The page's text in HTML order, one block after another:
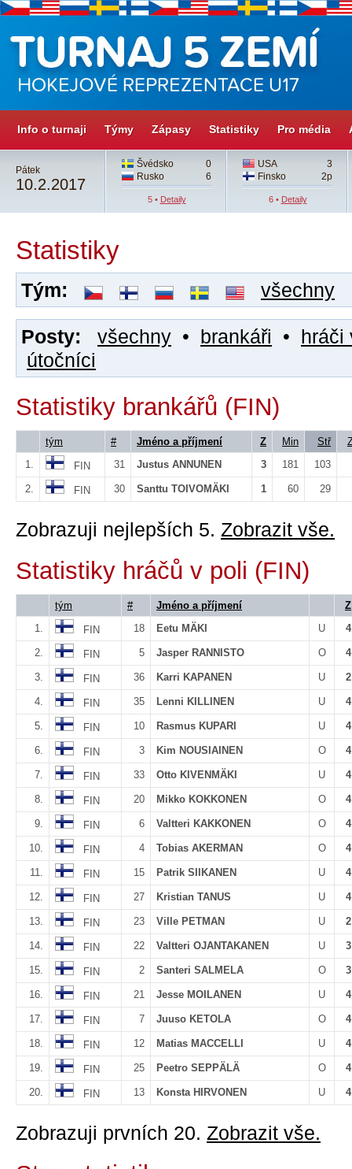
Info o turnaji Týmy Zápasy Statistiky Pro média
Pátek
10.2.2017
Švédsko
0
Rusko
6
5 • Detaily
USA
3
Finsko
2p
6 • Detaily
Statistiky
Tým: všechny
Posty: všechny • brankáři • hráči
útočníci
Statistiky brankářů (FIN)
tým # Jméno a příjmení Z Min Stř
1.
FIN 31 Justus ANNUNEN 3 181 103
2. FIN 30 Santtu TOIVOMÄKI 1 60 29
Zobrazuji nejlepších 5. Zobrazit vše.
Statistiky hráčů v poli (FIN)
tým # Jméno a příjmení
Z
1.
FIN 18 Eetu MÄKI U 4
2. FIN 5 Jasper RANNISTO O 4
3. FIN 36 Karri KAPANEN U 2
4. FIN 35 Lenni KILLINEN U 4
5. FIN 10 Rasmus KUPARI U 4
6. FIN 3 Kim NOUSIAINEN O 4
7. FIN 33 Otto KIVENMÄKI U 4
8. FIN 20 Mikko KOKKONEN O 4
9. FIN 6 Valtteri KAKKONEN O 4
10. FIN 4 Tobias AKERMAN O 4
11. FIN 15 Patrik SIIKANEN U 4
12. FIN 27 Kristian TANUS U 4
13. FIN 23 Ville PETMAN U 2
14. FIN 22 Valtteri OJANTAKANEN U 3
15. FIN 2 Santeri SALMELA O 3
16. FIN 21 Jesse MOILANEN U 4
17. FIN 7 Juuso KETOLA O 4
18. FIN 12 Matias MACCELLI U 4
19. FIN 25 Peetro SEPPÄLÄ O 4
20. FIN 13 Konsta HIRVONEN U 4
Zobrazuji prvních 20. Zobrazit vše.